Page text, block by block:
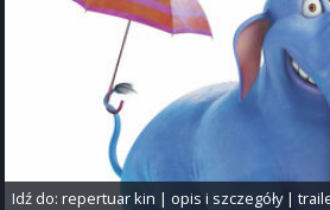
Idź do:repertuar kin |opis i szczegóły|